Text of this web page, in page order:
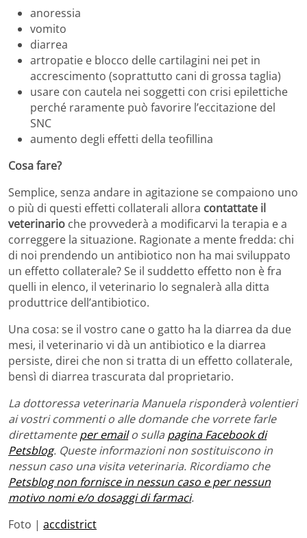
anoressia
vomito
diarrea
artropatie e blocco delle cartilagini nei pet in
accrescimento (soprattutto cani di grossa taglia)
usare con cautela nei soggetti con crisi epilettiche
perché raramente può favorire l’eccitazione del
SNC
aumento degli effetti della teofillina
Cosa fare?
Semplice, senza andare in agitazione se compaiono uno
o più di questi effetti collaterali allora contattate il
veterinario che provvederà a modificarvi la terapia e a
correggere la situazione. Ragionate a mente fredda: chi
di noi prendendo un antibiotico non ha mai sviluppato
un effetto collaterale? Se il suddetto effetto non è fra
quelli in elenco, il veterinario lo segnalerà alla ditta
produttrice dell’antibiotico.
Una cosa: se il vostro cane o gatto ha la diarrea da due
mesi, il veterinario vi dà un antibiotico e la diarrea
persiste, direi che non si tratta di un effetto collaterale,
bensì di diarrea trascurata dal proprietario.
La dottoressa veterinaria Manuela risponderà volentieri
ai vostri commenti o alle domande che vorrete farle
direttamenteper emailo sulla pagina Facebook di
Petsblog. Queste informazioni non sostituiscono in
nessun caso una visita veterinaria. Ricordiamo che
Petsblog non fornisce in nessun caso e per nessun
motivo nomi e/o dosaggi di farmaci.
Foto | accdistrict